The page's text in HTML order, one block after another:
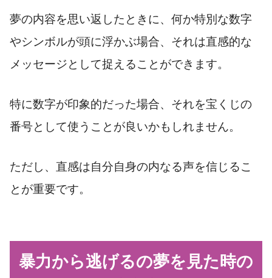
夢の内容を思い返したときに、何か特別な数字
やシンボルが頭に浮かぶ場合、それは直感的な
メッセージとして捉えることができます。
特に数字が印象的だった場合、それを宝くじの
番号として使うことが良いかもしれません。
ただし、直感は自分自身の内なる声を信じるこ
とが重要です。
暴力から逃げるの夢を見た時の